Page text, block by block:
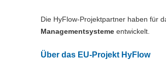
Die HyFlow-Projektpartner haben für
Managementsysteme entwickelt.
Über das EU-Projekt HyFlow